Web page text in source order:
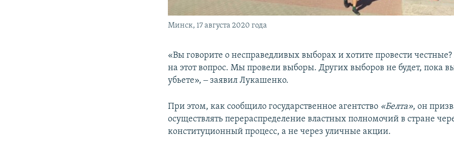
Минск, 17 августа 2020 года
«Вы говорите о несправедливых выборах и хотите провести
на этот вопрос. Мы провели выборы. Других выборов не будет, пока
убьете», ‒ заявил Лукашенко.
При этом, как сообщило государственное агентство «Белта», он
осуществлять перераспределение властных полномочий в стране
конституционный процесс, а не через уличные акции.